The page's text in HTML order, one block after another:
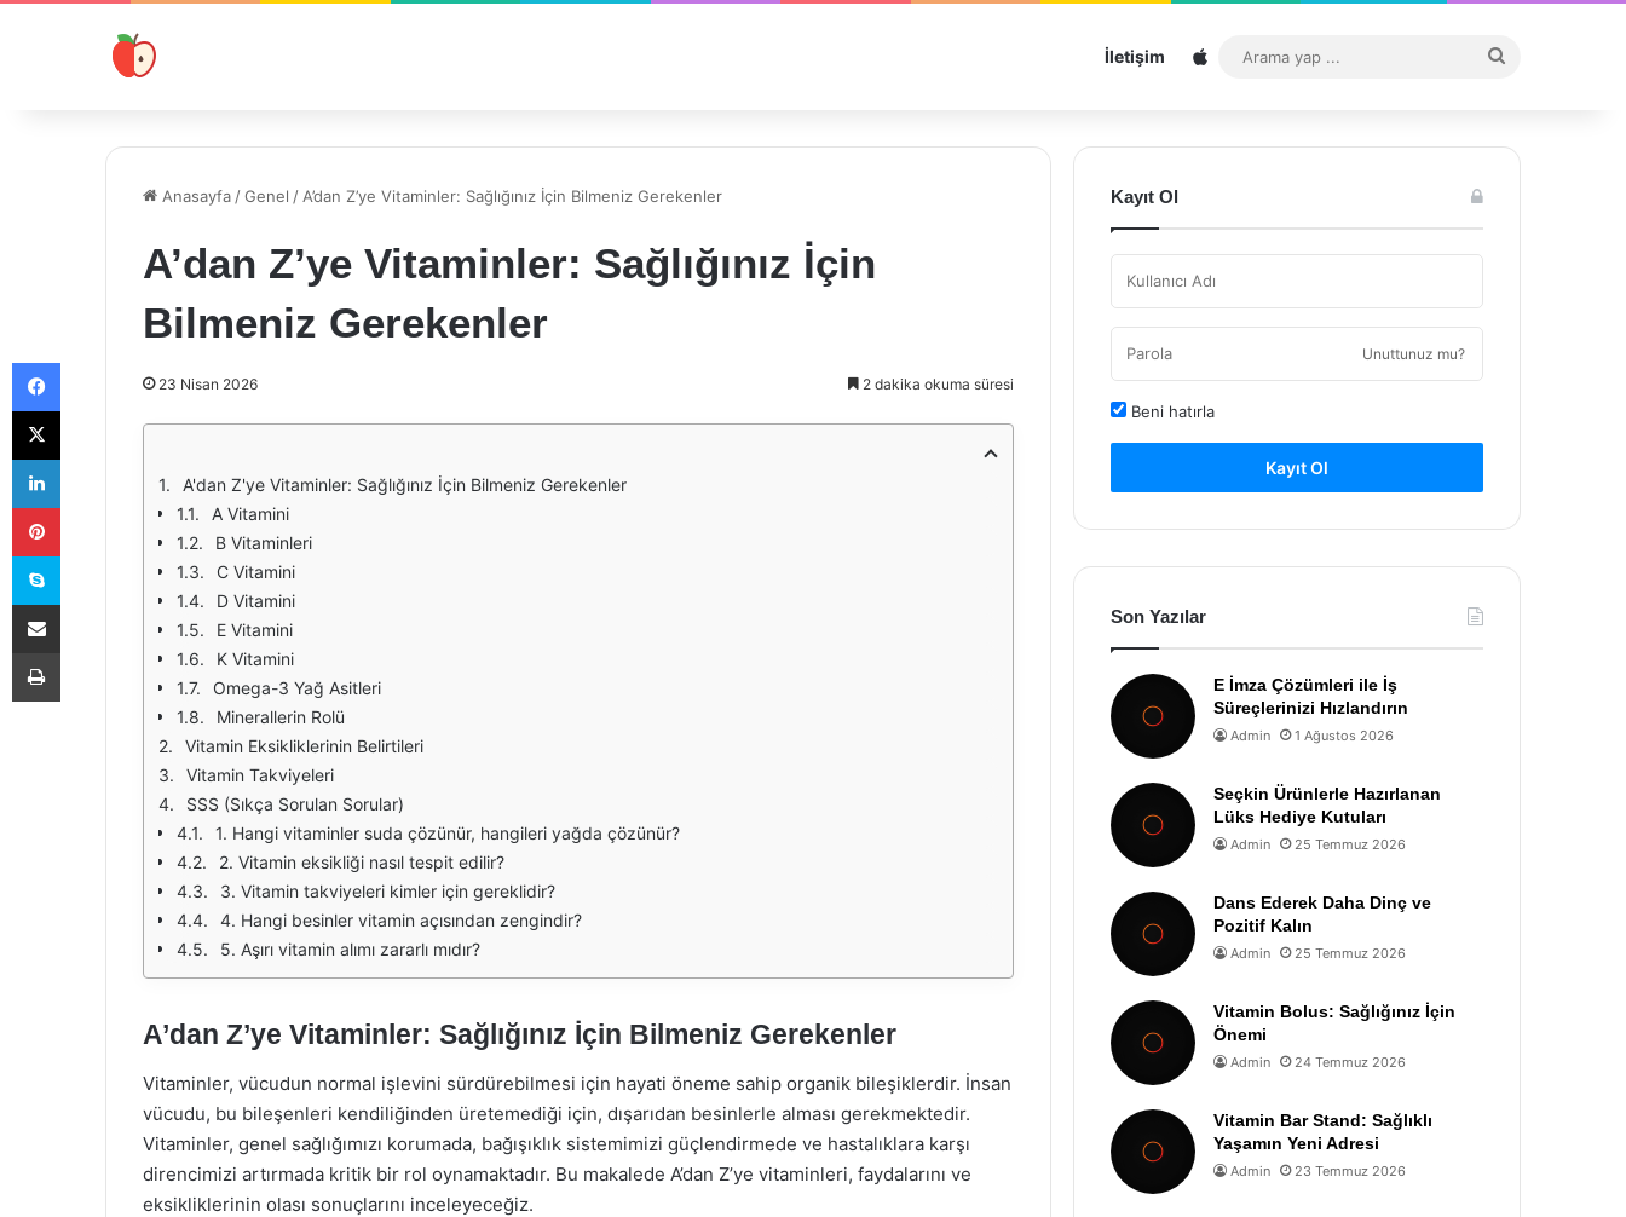
İletişim Sitemap
...
Anasayfa /Genel / A’dan Z’ye Vitaminler: Sağlığınız İçin Bilmeniz Gerekenler
A’dan Z’ye Vitaminler: Sağlığınız İçin
Bilmeniz Gerekenler
23 Nisan 2026 2 dakika okuma süresi
A'dan Z'ye Vitaminler: Sağlığınız İçin Bilmeniz Gerekenler
A Vitamini
B Vitaminleri
C Vitamini
D Vitamini
E Vitamini
K Vitamini
Omega-3 Yağ Asitleri
Minerallerin Rolü
Vitamin Eksikliklerinin Belirtileri
Vitamin Takviyeleri
SSS (Sıkça Sorulan Sorular)
1. Hangi vitaminler suda çözünür, hangileri yağda çözünür?
2. Vitamin eksikliği nasıl tespit edilir?
3. Vitamin takviyeleri kimler için gereklidir?
4. Hangi besinler vitamin açısından zengindir?
5. Aşırı vitamin alımı zararlı mıdır?
A’dan Z’ye Vitaminler: Sağlığınız İçin Bilmeniz Gerekenler
Vitaminler, vücudun normal işlevini sürdürebilmesi için hayati öneme sahip organik bileşiklerdir. İnsan
vücudu, bu bileşenleri kendiliğinden üretemediği için, dışarıdan besinlerle alması gerekmektedir.
Vitaminler, genel sağlığımızı korumada, bağışıklık sistemimizi güçlendirmede ve hastalıklara karşı
direncimizi artırmada kritik bir rol oynamaktadır. Bu makalede A’dan Z’ye vitaminleri, faydalarını ve
eksikliklerinin olası sonuçlarını inceleyeceğiz.
Kayıt Ol
Unuttunuz mu?
Beni hatırla
Kayıt Ol
Son Yazılar
E İmza Çözümleri ile İş
Süreçlerinizi Hızlandırın
Admin 1 Ağustos 2026
Seçkin Ürünlerle Hazırlanan
Lüks Hediye Kutuları
Admin 25 Temmuz 2026
Dans Ederek Daha Dinç ve
Pozitif Kalın
Admin 25 Temmuz 2026
Vitamin Bolus: Sağlığınız İçin
Önemi
Admin 24 Temmuz 2026
Vitamin Bar Stand: Sağlıklı
Yaşamın Yeni Adresi
Admin 23 Temmuz 2026
Facebook
X
LinkedIn
Pinterest
Skype
E-Posta ile paylaş